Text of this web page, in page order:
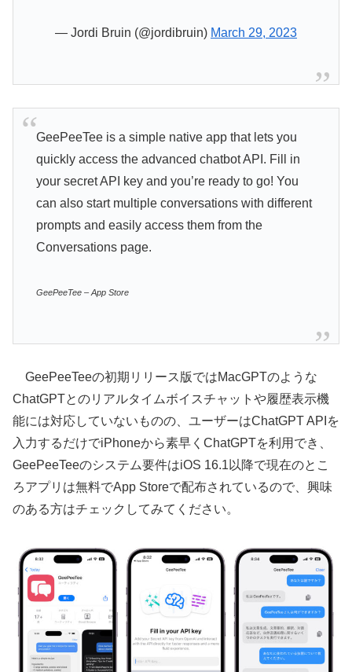
— Jordi Bruin (@jordibruin) March 29, 2023
GeePeeTee is a simple native app that lets you
quickly access the advanced chatbot API. Fill in
your secret API key and you’re ready to go! You
can also start multiple conversations with different
prompts and easily access them from the
Conversations page.
GeePeeTee – App Store
GeePeeTeeの初期リリース版ではMacGPTのような
ChatGPTとのリアルタイムボイスチャットや履歴表示機
能には対応していないものの、ユーザーはChatGPT APIを
入力するだけでiPhoneから素早くChatGPTを利用でき、
GeePeeTeeのシステム要件はiOS 16.1以降で現在のとこ
ろアプリは無料でApp Storeで配布されているので、興味
のある方はチェックしてみてください。